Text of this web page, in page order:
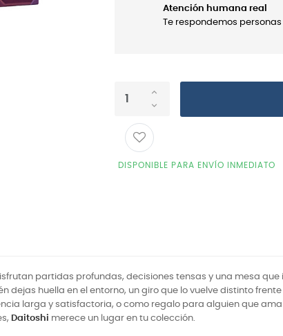
Atención humana real
Te respondemos
DISPONIBLE PARA ENVÍO INMEDIATO
partidas profundas, decisiones tensas y una mesa
huella en el entorno, un giro que lo vuelve distinto
larga y satisfactoria, o como regalo para alguien que
Daitoshi merece un lugar en tu colección.